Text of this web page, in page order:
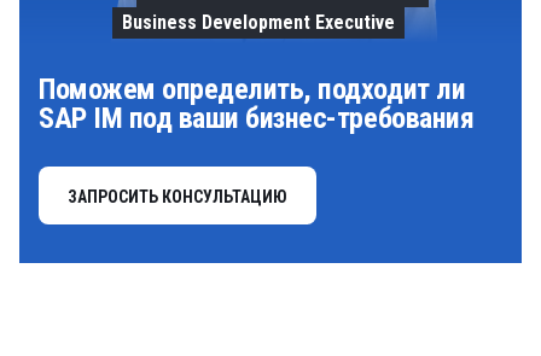
Поможем определить, подходит ли
SAP IM под ваши бизнес-требования
ЗАПРОСИТЬ КОНСУЛЬТАЦИЮ
Business Development Executive